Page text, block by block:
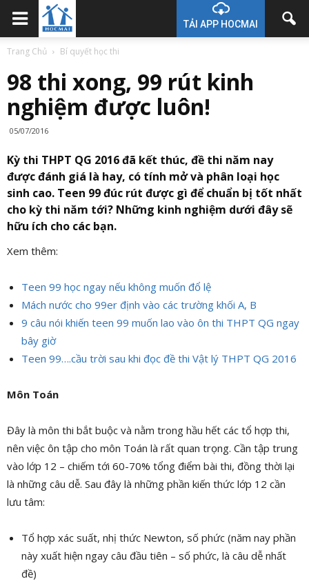
TẢI APP HOCMAI
Trang Chủ Bí quyết học thi
98 thi xong, 99 rút kinh
nghiệm được luôn!
05/07/2016
Kỳ thi THPT QG 2016 đã kết thúc, đề thi năm nay
được đánh giá là hay, có tính mở và phân loại học
sinh cao. Teen 99 đúc rút được gì để chuẩn bị tốt nhất
cho kỳ thi năm tới? Những kinh nghiệm dưới đây sẽ
hữu ích cho các bạn.
Xem thêm:
Teen 99 học ngay nếu không muốn đổ lệ
Mách nước cho 99er định vào các trường khối A, B
9 câu nói khiến teen 99 muốn lao vào ôn thi THPT QG ngay
bây giờ
Teen 99….cầu trời sau khi đọc đề thi Vật lý THPT QG 2016
Môn Toán
Đây là môn thi bắt buộc và nằm trong hầu hết các tổ hợp thi,
nên việc ôn tập cho môn Toán là rất quan trọng. Cần tập trung
vào lớp 12 – chiếm tới 60-70% tổng điểm bài thi, đồng thời lại
là những câu dễ. Sau đây là những phần kiến thức lớp 12 cần
lưu tâm:
Tổ hợp xác suất, nhị thức Newton, số phức (năm nay phần
này xuất hiện ngay câu đầu tiên – số phức, là câu dễ nhất
đề)